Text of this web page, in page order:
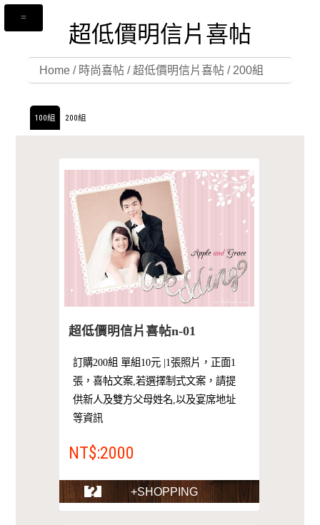
超低價明信片喜帖
Home/ 時尚喜帖/超低價明信片喜帖/ 200組
100組 200組
超低價明信片喜帖n-01
訂購200組 單組10元 |1張照片，正面1
張，喜帖文案,若選擇制式文案，請提
供新人及雙方父母姓名,以及宴席地址
等資訊
NT$:2000
+SHOPPING